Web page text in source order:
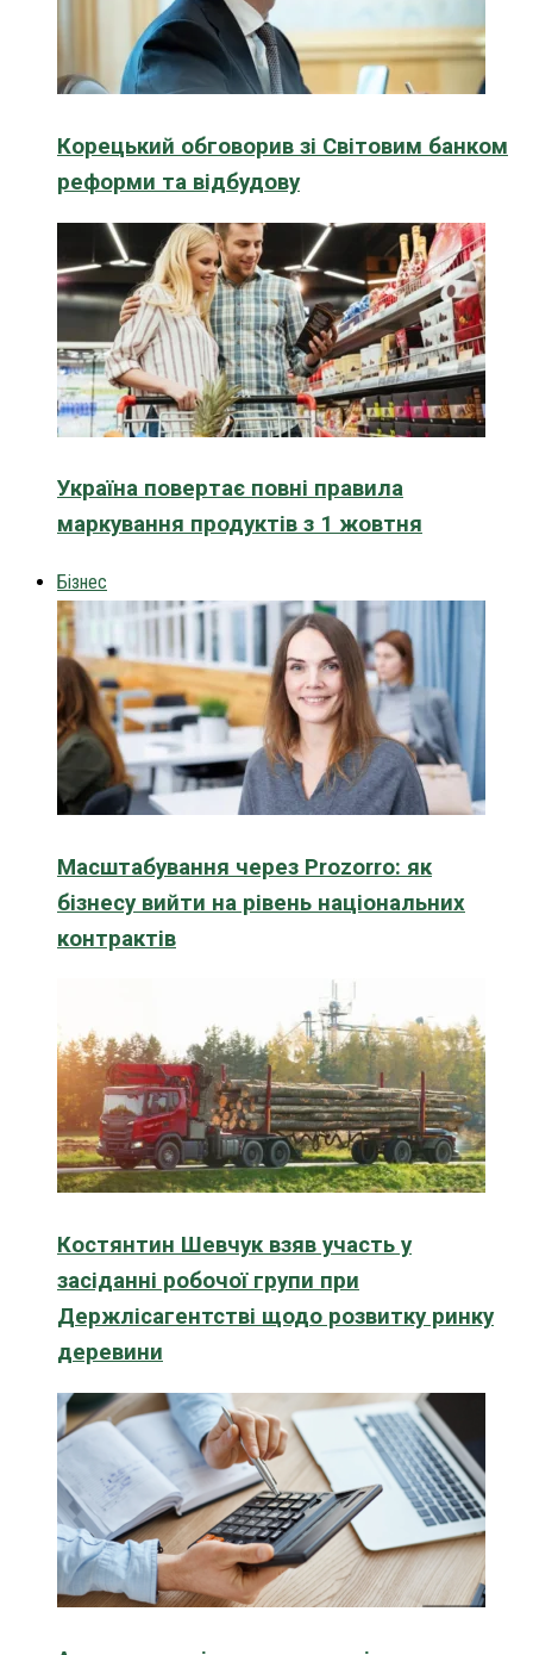
Корецький обговорив зі Світовим банком
реформи та відбудову
Україна повертає повні правила
маркування продуктів з 1 жовтня
Бізнес
Масштабування через Prozorro: як
бізнесу вийти на рівень національних
контрактів
Костянтин Шевчук взяв участь у
засіданні робочої групи при
Держлісагентстві щодо розвитку ринку
деревини